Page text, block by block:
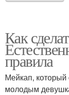
Как
правила
Мейкап,
молодым